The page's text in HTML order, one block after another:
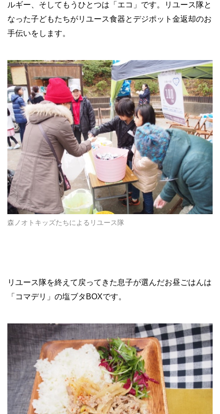
ルギー、そしてもうひとつは「エコ」です。リユース隊と
なった子どもたちがリユース食器とデジポット金返却のお
手伝いをします。
森ノオトキッズたちによるリユース隊
リユース隊を終えて戻ってきた息子が選んだお昼ごはんは
「コマデリ」の塩ブタ BOXです。